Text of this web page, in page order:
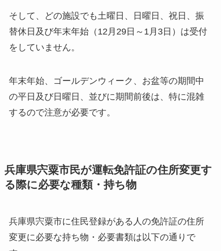
そして、どの施設でも土曜日、日曜日、祝日、振
替休日及び年末年始（12月29日～1月3日）は受付
をしていません。
年末年始、ゴールデンウィーク、お盆等の期間中
の平日及び日曜日、並びに期間前後は、特に混雑
するので注意が必要です。
兵庫県宍粟市民が運転免許証の住所変更す
る際に必要な種類・持ち物
兵庫県宍粟市に住民登録がある人の免許証の住所
変更に必要な持ち物・必要書類は以下の通りで